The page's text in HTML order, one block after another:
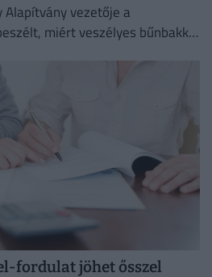
Alapítvány vezetője a
miért veszélyes bűnbakká
fordulat jöhet ősszel